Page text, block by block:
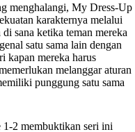
menghalangi, My Dress-Up
karakternya melalui
sana ketika teman mereka
satu sama lain dengan
kapan mereka harus
melanggar aturan
punggung satu sama
2 membuktikan seri ini